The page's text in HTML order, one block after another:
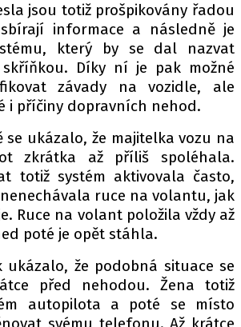
serveru autoroad.cz je
GROUP s.r.o., IČ: 118 23 054
jsou totiž prošpikovány řadou
informace a následně je
který by se dal nazvat
Díky ní je pak možné
závady na vozidle, ale
i příčiny dopravních nehod.
ukázalo, že majitelka vozu na
zkrátka až příliš spoléhala.
totiž systém aktivovala často,
ruce na volantu, jak
Ruce na volant položila vždy až
poté je opět stáhla.
ukázalo, že podobná situace se
před nehodou. Žena totiž
autopilota a poté se místo